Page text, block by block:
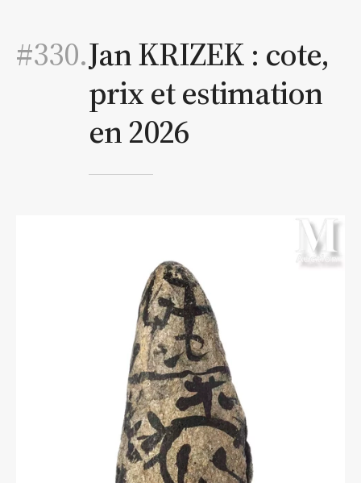
#330.Jan KRIZEK : cote,
prix et estimation
en 2026